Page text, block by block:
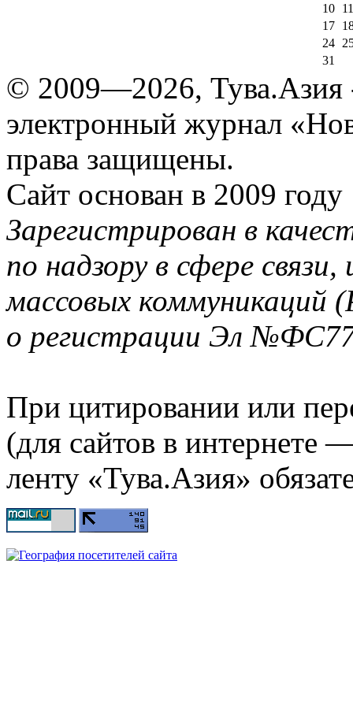
10
11
17
24
31
© 2009—2026, Тува.Азия
электронный журнал
права защищены.
Сайт основан в 2009 году
Зарегистрирован в
по надзору в сфере
массовых коммуникаций
о регистрации Эл
При цитировании или
(для сайтов в интернете
ленту «Тува.Азия»